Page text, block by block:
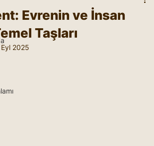
Evrenin ve İnsan
Taşları
2025
yıldız